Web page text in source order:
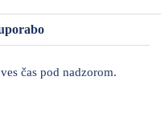
čas pod nadzorom.